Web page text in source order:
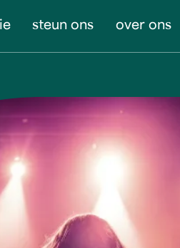
steun ons over ons